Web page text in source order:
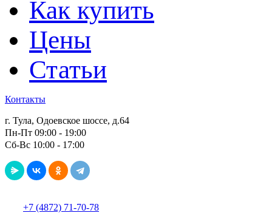
Как купить
Цены
Статьи
Контакты
г. Тула, Одоевское шоссе, д.64
Пн-Пт 09:00 - 19:00
Сб-Вс 10:00 - 17:00
+7 (4872) 71-70-78